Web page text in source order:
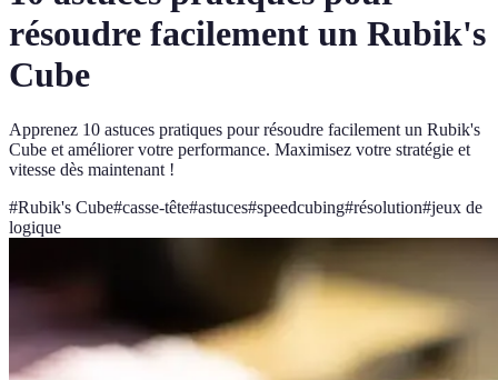
résoudre facilement un Rubik's
Cube
Apprenez 10 astuces pratiques pour résoudre facilement un Rubik's
Cube et améliorer votre performance. Maximisez votre stratégie et
vitesse dès maintenant !
#Rubik's Cube#casse-tête#astuces#speedcubing#résolution#jeux de
logique